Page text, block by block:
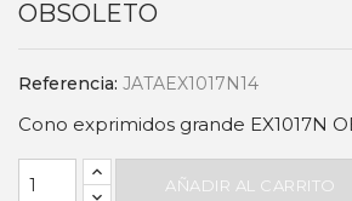
OBSOLETO
Referencia: JATAEX1017N14
Cono exprimidos grande EX1017N
AÑADIR AL CARRITO